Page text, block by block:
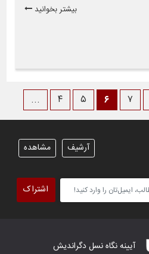
بیشتر بخوانید
۴ ۵ ۶ ۷
...
مشاهده آرشیف
اشتراک
آیینه نگاه نسل دگراندیش